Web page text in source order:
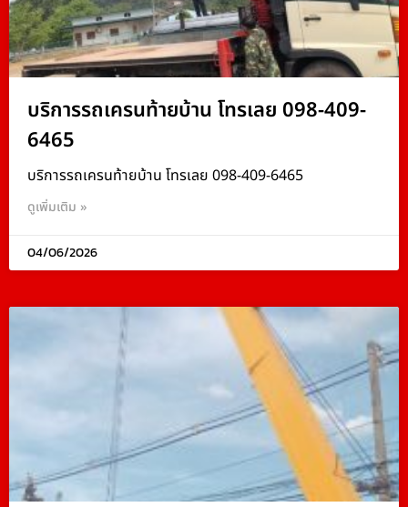
บริการรถเครนท้ายบ้าน โทรเลย 098-409-
6465
บริการรถเครนท้ายบ้าน โทรเลย 098-409-6465
ดูเพิ่มเติม »
04/06/2026